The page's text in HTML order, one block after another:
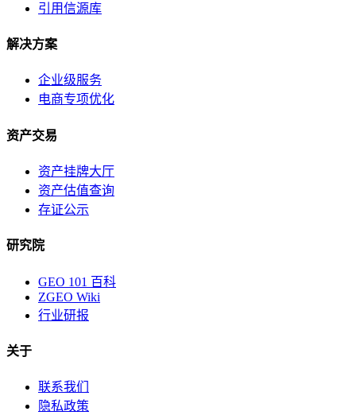
引用信源库
解决方案
企业级服务
电商专项优化
资产交易
资产挂牌大厅
资产估值查询
存证公示
研究院
GEO 101 百科
ZGEO Wiki
行业研报
关于
联系我们
隐私政策